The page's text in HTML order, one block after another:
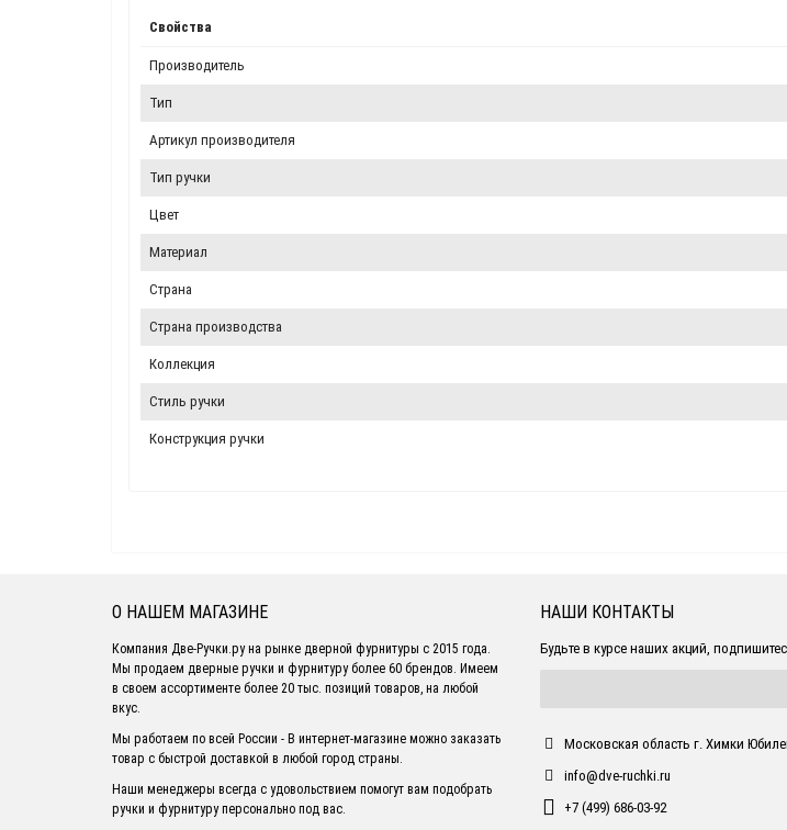
Свойства
Производитель
Тип
Артикул производителя
Тип ручки
Цвет
Материал
Страна
Страна производства
Коллекция
Стиль ручки
Конструкция ручки
О НАШЕМ МАГАЗИНЕ
Компания Две-Ручки.ру на рынке дверной фурнитуры с 2015 года.
Мы продаем дверные ручки и фурнитуру более 60 брендов. Имеем
в своем ассортименте более 20 тыс. позиций товаров, на любой
вкус.
Мы работаем по всей России - В интернет-магазине можно заказать
товар с быстрой доставкой в любой город страны.
Наши менеджеры всегда с удовольствием помогут вам подобрать
ручки и фурнитуру персонально под вас.
НАШИ КОНТАКТЫ
Будьте в курсе наших акций,
Московская область г. Химки
info@dve-ruchki.ru
+7 (499) 686-03-92